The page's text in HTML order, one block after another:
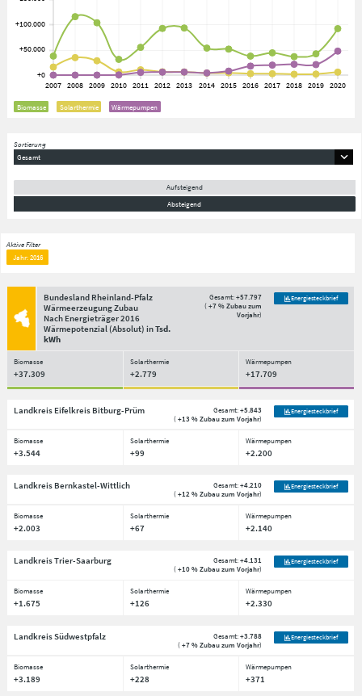
Biomasse Solarthermie Wärmepumpen
Sortierung
Gesamt
Aufsteigend
Absteigend
Aktive Filter
Jahr: 2016
Bundesland Rheinland-Pfalz
Wärmeerzeugung Zubau
Nach Energieträger2016
Wärmepotenzial(Absolut) inTsd.
kWh
Gesamt:+57.797
(+7 % Zubau zum
Vorjahr)
Energiesteckbrief
Biomasse Solarthermie Wärmepumpen
+37.309 +2.779 +17.709
Landkreis Eifelkreis Bitburg-Prüm Gesamt:+5.843
(+13 % Zubau zum Vorjahr)
Energiesteckbrief
Biomasse Solarthermie Wärmepumpen
+3.544 +99 +2.200
Landkreis Bernkastel-Wittlich Gesamt:+4.210
(+12 % Zubau zum Vorjahr)
Energiesteckbrief
Biomasse Solarthermie Wärmepumpen
+2.003 +67 +2.140
Landkreis Trier-Saarburg Gesamt:+4.131
(+10 % Zubau zum Vorjahr)
Energiesteckbrief
Biomasse Solarthermie Wärmepumpen
+1.675 +126 +2.330
Landkreis Südwestpfalz Gesamt:+3.788
(+7 % Zubau zum Vorjahr)
Energiesteckbrief
Biomasse Solarthermie Wärmepumpen
+3.189 +228 +371